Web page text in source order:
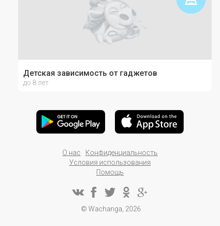
Детская зависимость от гаджетов
до 8 лет
© Wachanga, 2026
О нас
Конфиденциальность
Условия использования
Помощь